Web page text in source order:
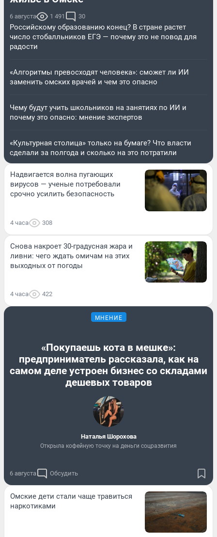
6 августа 1 491 30
Российскому образованию конец? В стране растет
число стобалльников ЕГЭ — почему это не повод для
радости
«Алгоритмы превосходят человека»: сможет ли ИИ
заменить омских врачей и чем это опасно
Чему будут учить школьников на занятиях по ИИ и
почему это опасно: мнение экспертов
«Культурная столица» только на бумаге? Что власти
сделали за полгода и сколько на это потратили
Надвигается волна пугающих
вирусов — ученые потребовали
срочно усилить безопасность
4 часа 308
Снова накроет 30-градусная жара и
ливни: чего ждать омичам на этих
выходных от погоды
4 часа 422
МНЕНИЕ
«Покупаешь кота в мешке»:
предприниматель рассказала, как на
самом деле устроен бизнес со складами
дешевых товаров
Наталья Шорохова
Открыла кофейную точку на деньги соцразвития
6 августа Обсудить
Омские дети стали чаще травиться
наркотиками